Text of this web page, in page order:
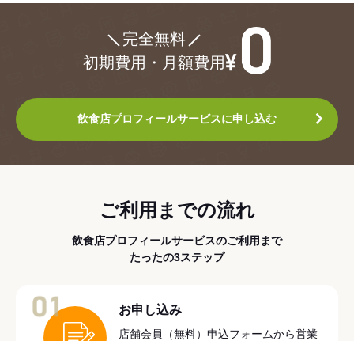
完全無料
初期費用・月額費用
飲食店プロフィールサービスに申し込む
ご利用までの流れ
飲食店プロフィールサービスのご利用まで
たったの3ステップ
お申し込み
店舗会員（無料）申込フォームから営業